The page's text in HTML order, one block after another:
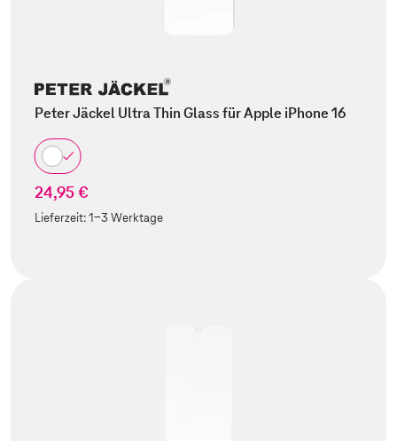
Peter Jäckel Ultra Thin Glass für Apple iPhone 16
24,95 €
Lieferzeit:1-3 Werktage